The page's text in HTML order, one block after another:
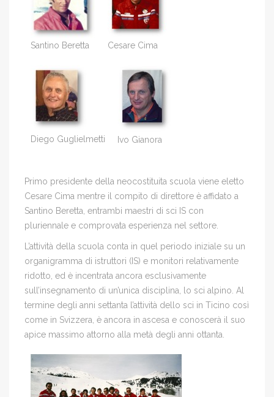
Santino Beretta Cesare Cima
Diego Guglielmetti Ivo Gianora
Primo presidente della neocostituita scuola viene eletto
Cesare Cima mentre il compito di direttore è affidato a
Santino Beretta, entrambi maestri di sci IS con
pluriennale e comprovata esperienza nel settore.
L’attività della scuola conta in quel periodo iniziale su un
organigramma di istruttori (IS) e monitori relativamente
ridotto, ed è incentrata ancora esclusivamente
sull’insegnamento di un’unica disciplina, lo sci alpino. Al
termine degli anni settanta l’attività dello sci in Ticino così
come in Svizzera, è ancora in ascesa e conoscerà il suo
apice massimo attorno alla metà degli anni ottanta.